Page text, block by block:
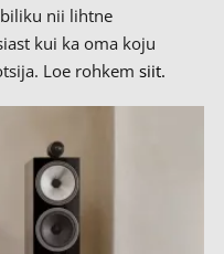
nii lihtne
kui ka oma koju
Loe rohkem siit.